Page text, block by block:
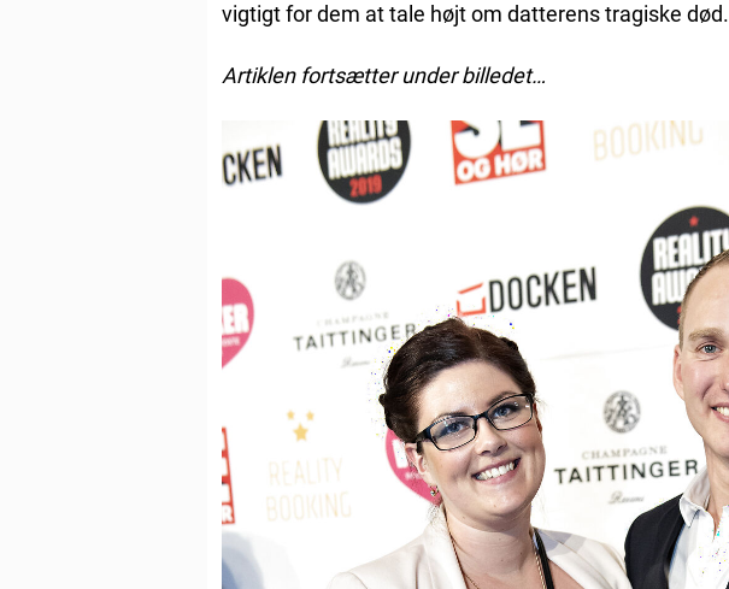
vigtigt for dem at tale højt om datterens tragiske død.
Artiklen fortsætter under billedet…